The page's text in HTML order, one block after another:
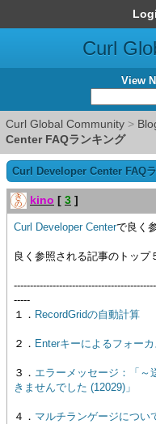
Curl
View
Curl Global Community >
Center FAQランキング
Curl Developer Center FAQ
kino [ 3 ]
Curl Developer Centerで良く
良く参照される記事のトップ
-----
１． RecordGridの自動計算
２． Enterキーによるフォー
３． エラーメッセージ：「～
きませんでした (12029)」
４． マルチランゲージについ